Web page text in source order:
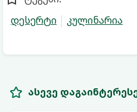
დესერტი
კულინარია
ასევე